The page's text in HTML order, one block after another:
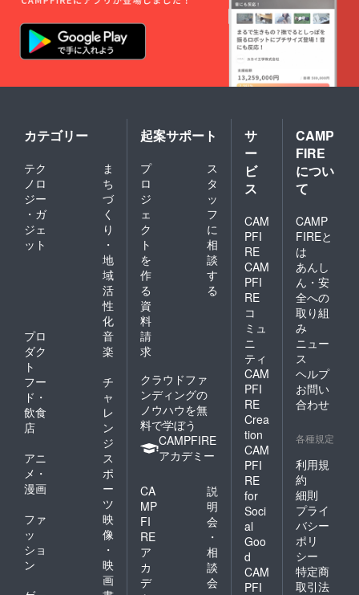
カテゴリー
テク
ノロ
ジー
・ガ
ジェ
ット
ま
ち
づ
く
り
・
地
域
活
性
化
プロ
ダク
ト
音
楽
フー
ド・
飲食
店
チ
ャ
レ
ン
ジ
アニ
メ・
漫画
ス
ポ
ー
ツ
ファ
ッ
ショ
ン
映
像
・
映
画
起案サポート
プ
ロ
ジ
ェ
ク
ト
を
作
る
ス
タ
ッ
フ
に
相
談
す
る
資
料
請
求
クラウドファ
ンディングの
ノウハウを無
料で学ぼう
CAMPFIRE
アカデミー
CA
MP
FI
RE
ア
カ
デ
説
明
会
・
相
談
会
サ
ー
ビ
ス
CAM
PFI
RE
CAM
PFI
RE
コ
ミュ
ニ
ティ
CAM
PFI
RE
Crea
tion
CAM
PFI
RE
for
Soci
al
Goo
d
CAM
PFI
CAMP
FIRE
につい
て
CAMP
FIREと
は
あんし
ん・安
全への
取り組
み
ニュー
ス
ヘルプ
お問い
合わせ
各種規定
利用規
約
細則
プライ
バシー
ポリ
シー
特定商
取引法